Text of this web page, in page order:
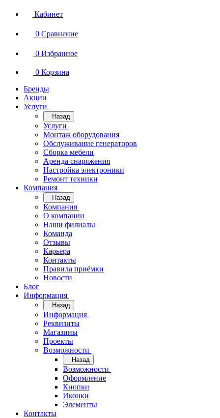
Кабинет
0 Сравнение
0 Избранное
0 Корзина
Бренды
Акции
Услуги
Назад
Услуги
Монтаж оборудования
Обслуживание генераторов
Сборка мебели
Аренда снаряжения
Настройка электроники
Ремонт техники
Компания
Назад
Компания
О компании
Наши филиалы
Команда
Отзывы
Карьера
Контакты
Правила приёмки
Новости
Блог
Информация
Назад
Информация
Реквизиты
Магазины
Проекты
Возможности
Назад
Возможности
Оформление
Кнопки
Иконки
Элементы
Контакты